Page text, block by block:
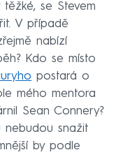
se Stevem
V případě
nabízí
Kdo se místo
postará o
mého mentora
Sean Connery?
nebudou snažit
by podle